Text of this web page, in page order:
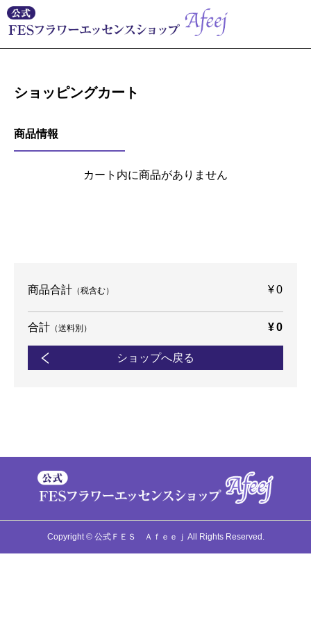
ショッピングカート
商品情報
カート内に商品がありません
商品合計 （税含む） ¥0
合計 （送料別） ¥0
ショップへ戻る
Copyright © 公式ＦＥＳ Ａｆｅｅｊ All Rights Reserved.